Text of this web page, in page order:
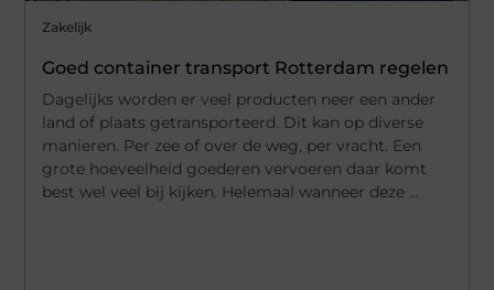
Zakelijk
Goed container transport Rotterdam regelen
Dagelijks worden er veel producten neer een ander
land of plaats getransporteerd. Dit kan op diverse
manieren. Per zee of over de weg, per vracht. Een
grote hoeveelheid goederen vervoeren daar komt
best wel veel bij kijken. Helemaal wanneer deze ...